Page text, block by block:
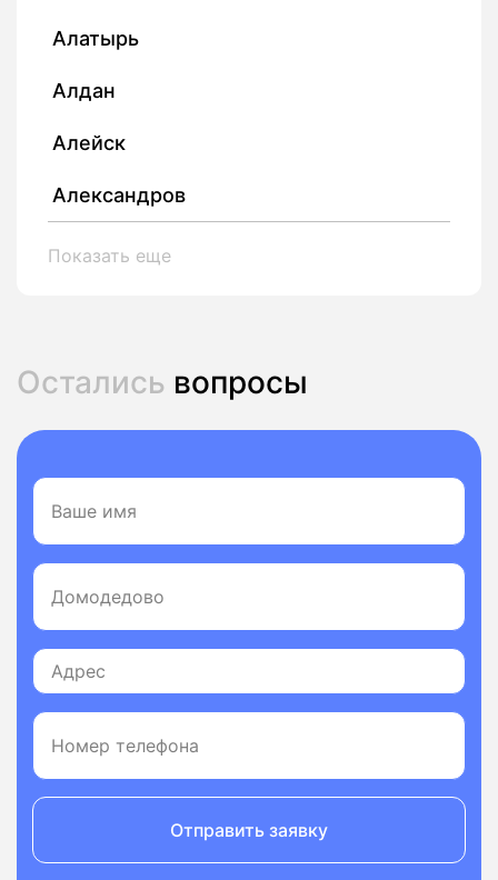
Алатырь
Алдан
Алейск
Александров
Показать еще
Остались вопросы
Отправить заявку